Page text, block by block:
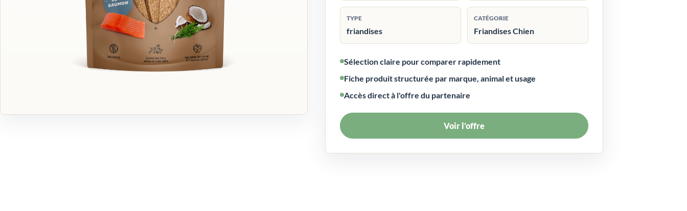
TYPE
friandises
CATÉGORIE
Friandises Chien
Sélection claire pour comparer rapidement
Fiche produit structurée par marque, animal et usage
Accès direct à l'offre du partenaire
Voir l’offre